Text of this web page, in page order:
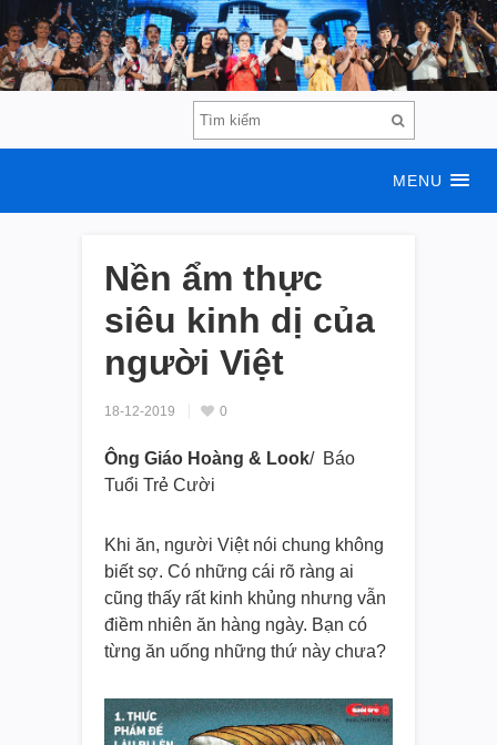
MENU
Nền ẩm thực
siêu kinh dị của
người Việt
18-12-2019 0
Ông Giáo Hoàng & Look/ Báo
Tuổi Trẻ Cười
Khi ăn, người Việt nói chung không
biết sợ. Có những cái rõ ràng ai
cũng thấy rất kinh khủng nhưng vẫn
điềm nhiên ăn hàng ngày. Bạn có
từng ăn uống những thứ này chưa?